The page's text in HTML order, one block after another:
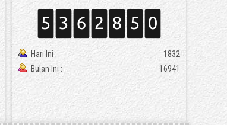
Hari Ini :
1832
Bulan Ini :
16941